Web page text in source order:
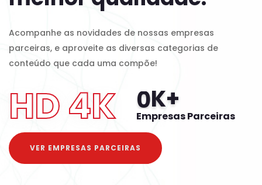
Acompanhe as novidades de nossas empresas
parceiras, e aproveite as diversas categorias de
conteúdo que cada uma compõe!
HD 4K 0K+
Empresas Parceiras
VER EMPRESAS PARCEIRAS